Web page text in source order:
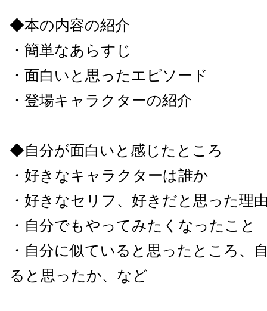
◆本の内容の紹介
・簡単なあらすじ
・面白いと思ったエピソード
・登場キャラクターの紹介
◆自分が面白いと感じたところ
・好きなキャラクターは誰か
・好きなセリフ、好きだと思った理
・自分でもやってみたくなったこと
・自分に似ていると思ったところ、
ると思ったか、など